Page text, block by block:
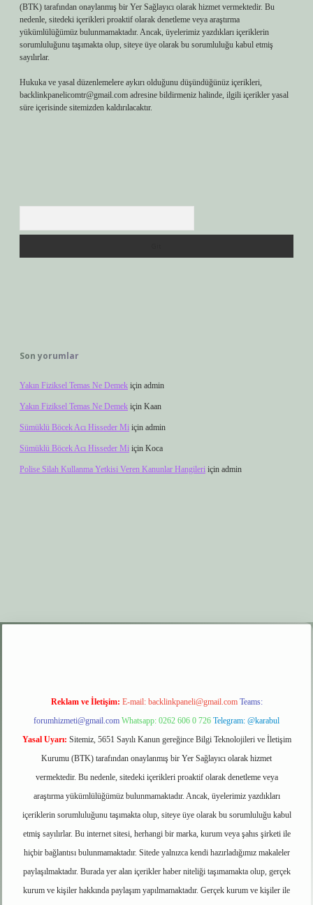
(BTK) tarafından onaylanmış bir Yer Sağlayıcı olarak hizmet vermektedir. Bu
nedenle, sitedeki içerikleri proaktif olarak denetleme veya araştırma
yükümlülüğümüz bulunmamaktadır. Ancak, üyelerimiz yazdıkları içeriklerin
sorumluluğunu taşımakta olup, siteye üye olarak bu sorumluluğu kabul etmiş
sayılırlar.
Hukuka ve yasal düzenlemelere aykırı olduğunu düşündüğünüz içerikleri,
backlinkpanelicomtr@gmail.com adresine bildirmeniz halinde, ilgili içerikler yasal
süre içerisinde sitemizden kaldırılacaktır.
Son yorumlar
Yakın Fiziksel Temas Ne Demek için admin
Yakın Fiziksel Temas Ne Demek için Kaan
Sümüklü Böcek Acı Hisseder Mi için admin
Sümüklü Böcek Acı Hisseder Mi için Koca
Polise Silah Kullanma Yetkisi Veren Kanunlar Hangileri için admin
elexbet giriş
Reklam ve İletişim: E-mail: backlinkpaneli@gmail.com Teams:
forumhizmeti@gmail.com Whatsapp: 0262 606 0 726 Telegram: @karabul
Yasal Uyarı: Sitemiz, 5651 Sayılı Kanun gereğince Bilgi Teknolojileri ve İletişim
Kurumu (BTK) tarafından onaylanmış bir Yer Sağlayıcı olarak hizmet
vermektedir. Bu nedenle, sitedeki içerikleri proaktif olarak denetleme veya
araştırma yükümlülüğümüz bulunmamaktadır. Ancak, üyelerimiz yazdıkları
içeriklerin sorumluluğunu taşımakta olup, siteye üye olarak bu sorumluluğu kabul
etmiş sayılırlar. Bu internet sitesi, herhangi bir marka, kurum veya şahıs şirketi ile
hiçbir bağlantısı bulunmamaktadır. Sitede yalnızca kendi hazırladığımız makaleler
paylaşılmaktadır. Burada yer alan içerikler haber niteliği taşımamakta olup, gerçek
kurum ve kişiler hakkında paylaşım yapılmamaktadır. Gerçek kurum ve kişiler ile